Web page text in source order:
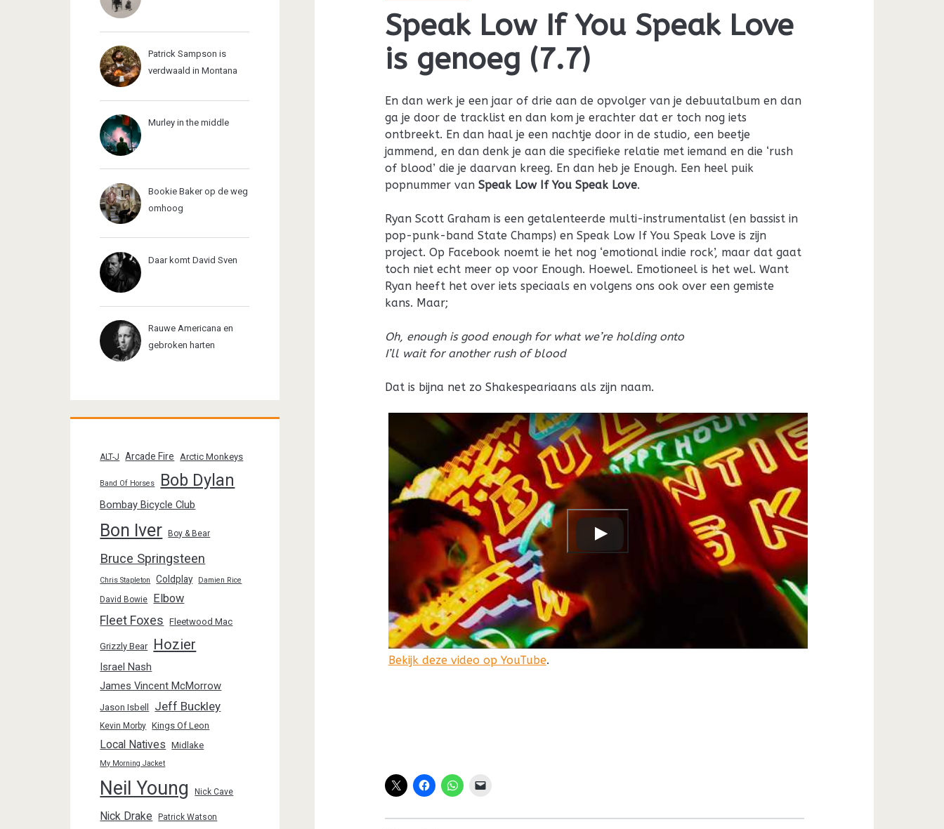
Speak Low If You Speak Love
is genoeg (7.7)
En dan werk je een jaar of drie aan de opvolger van je debuutalbum en dan
ga je door de tracklist en dan kom je erachter dat er toch nog iets
ontbreekt. En dan haal je een nachtje door in de studio, een beetje
jammend, en dan denk je aan die specifieke relatie met iemand en die ‘rush
of blood’ die je daarvan kreeg. En dan heb je Enough. Een heel puik
popnummer van Speak Low If You Speak Love.
Ryan Scott Graham is een getalenteerde multi-instrumentalist (en bassist in
pop-punk-band State Champs) en Speak Low If You Speak Love is zijn
project. Op Facebook noemt ie het nog ‘emotional indie rock’, maar dat gaat
toch niet echt meer op voor Enough. Hoewel. Emotioneel is het wel. Want
Ryan heeft het over iets speciaals en volgens ons ook over een gemiste
kans. Maar;
Oh, enough is good enough for what we’re holding onto
I’ll wait for another rush of blood
Dat is bijna net zo Shakespeariaans als zijn naam.
Bekijk deze video op YouTube.
Patrick Sampson is
verdwaald in Montana
Murley in the middle
Bookie Baker op de weg
omhoog
Daar komt David Sven
Rauwe Americana en
gebroken harten
ALT-J Arcade Fire Arctic Monkeys
Band Of Horses Bob Dylan
Bombay Bicycle Club
Bon Iver Boy & Bear
Bruce Springsteen
Chris Stapleton Coldplay Damien Rice
David Bowie Elbow
Fleet Foxes Fleetwood Mac
Grizzly Bear Hozier
Israel Nash
James Vincent McMorrow
Jason Isbell Jeff Buckley
Kevin Morby Kings Of Leon
Local Natives Midlake
My Morning Jacket
Neil Young Nick Cave
Nick Drake Patrick Watson